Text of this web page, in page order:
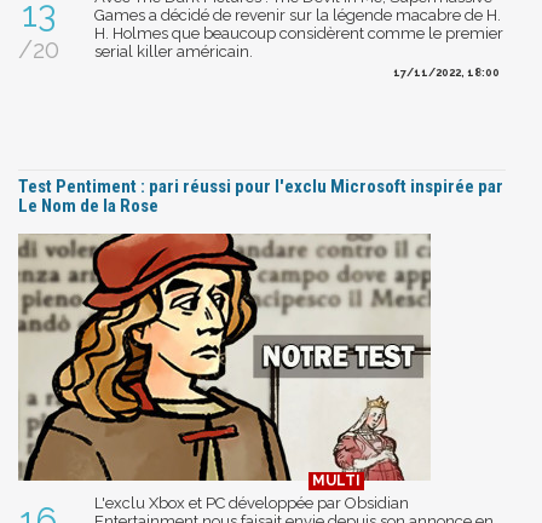
13
/20
Games a décidé de revenir sur la légende macabre de H.
H. Holmes que beaucoup considèrent comme le premier
serial killer américain.
17/11/2022, 18:00
Test Pentiment : pari réussi pour l'exclu Microsoft inspirée par
Le Nom de la Rose
L'exclu Xbox et PC développée par Obsidian